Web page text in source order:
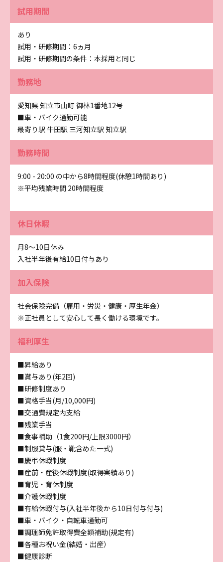
試用期間
あり
試用・研修期間：6ヵ月
試用・研修期間の条件：本採用と同じ
勤務地
愛知県 知立市山町 御林1番地12号
■車・バイク通勤可能
最寄り駅 牛田駅 三河知立駅 知立駅
勤務時間
9:00 - 20:00 の中から8時間程度(休憩1時間あり)
※平均残業時間 20時間程度
休日休暇
月8～10日休み
入社半年後有給10日付与あり
加入保険
社会保険完備（雇用・労災・健康・厚生年金）
※正社員として安心して長く働ける環境です。
福利厚生
■昇給あり
■賞与あり(年2回)
■研修制度あり
■資格手当(月/10,000円)
■交通費規定内支給
■残業手当
■食事補助（1食200円/上限3000円）
■制服貸与(服・靴含めた一式)
■慶弔休暇制度
■産前・産後休暇制度(取得実績あり)
■育児・育休制度
■介護休暇制度
■有給休暇付与(入社半年後から10日付与付与)
■車・バイク・自転車通勤可
■調理師免許取得費全額補助(規定有)
■各種お祝い金(結婚・出産）
■健康診断